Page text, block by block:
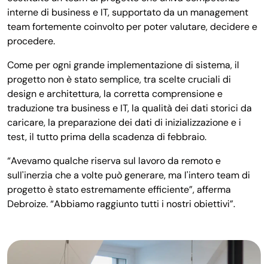
interne di business e IT, supportato da un management
team fortemente coinvolto per poter valutare, decidere e
procedere.
Come per ogni grande implementazione di sistema, il
progetto non è stato semplice, tra scelte cruciali di
design e architettura, la corretta comprensione e
traduzione tra business e IT, la qualità dei dati storici da
caricare, la preparazione dei dati di inizializzazione e i
test, il tutto prima della scadenza di febbraio.
“Avevamo qualche riserva sul lavoro da remoto e
sull'inerzia che a volte può generare, ma l'intero team di
progetto è stato estremamente efficiente”, afferma
Debroize. “Abbiamo raggiunto tutti i nostri obiettivi”.